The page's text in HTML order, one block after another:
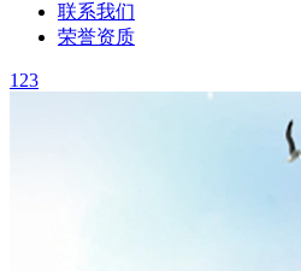
联系我们
荣誉资质
1 23